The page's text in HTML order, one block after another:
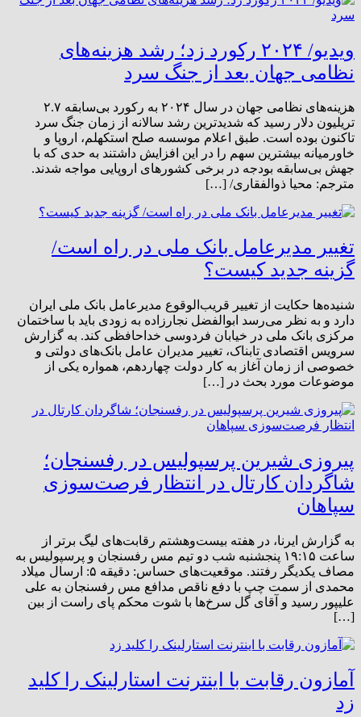
ویدیو/ ۲۰۲۴ رکورد زد؛ رشد هزینه‌های
نظامی جهان بعد از جنگ سرد
هزینه‌های نظامی جهان در سال ۲۰۲۴ به رکورد بی‌سابقه ۲.۷
تریلیون دلار رسید که شدیدترین رشد سالانه از زمان جنگ سرد
تاکنون بوده است. طبق اعلام موسسه صلح استکهلم، اروپا و
خاورمیانه بیشترین سهم را در این افزایش داشتند به حدی که با
جهش بی‌سابقه بودجه در برخی کشورهای اروپایی مواجه شدند.
مترجم: محیا ذوالفقاری/ […]
تغییر مدیرعامل بانک ملی در راه است/
گزینه جدید کیست؟
شنیده‌ها حکایت از تغییر قریب‌الوقوع مدیرعامل بانک ملی ایران
دارد و به نظر می‌رسد ابوالفضل نجارزاده به زودی باید با ساختمان
مرکزی بانک ملی در خیابان فردوسی خداحافظی کند. به گزارش
سرویس اقتصادی تابناک، تغییر مدیران عامل بانک‌های دولتی و
خصوصی از زمان آغاز به کار دولت چهاردهم، همواره یکی از
موضوعات مورد بحث در […]
پیروزی شیرین پرسپولیس در رفسنجان؛
شاگردان کارتال در انتظار فرصت‌سوزی
سپاهان
به گزارش ایرنا، در هفته بیست‌وهشتم رقابت‌های لیگ برتر از
ساعت ۱۹:۱۵ پنجشنبه شب دو تیم مس رفسنجان و پرسپولیس به
مصاف یکدیگر رفتند. موقعیت‌های حساس: دقیقه ۵: ارسال میلاد
محمدی از سمت چپ با دفع ناقص مدافع مس رفسنجان به علی
علیپور رسید و آقای گل سرخ‌ها با شوت محکم پای راست از بین
[…]
آمازون رقابت با اینترنت استارلینک را کلید
زد